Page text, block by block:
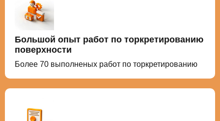
Большой опыт работ по торкретированию
поверхности
Более 70 выполненых работ по торкретированию